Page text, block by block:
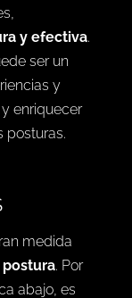
bajo la
que
y efectiva
ser un
y
medida